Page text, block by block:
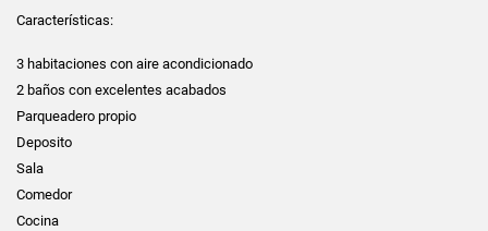
Características:
3 habitaciones con aire acondicionado
2 baños con excelentes acabados
Parqueadero propio
Deposito
Sala
Comedor
Cocina